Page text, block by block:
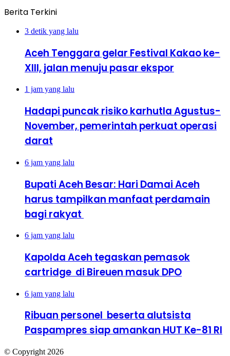
Berita Terkini
3 detik yang lalu
Aceh Tenggara gelar Festival Kakao ke-
XIII, jalan menuju pasar ekspor
1 jam yang lalu
Hadapi puncak risiko karhutla Agustus-
November, pemerintah perkuat operasi
darat
6 jam yang lalu
Bupati Aceh Besar: Hari Damai Aceh
harus tampilkan manfaat perdamain
bagi rakyat
6 jam yang lalu
Kapolda Aceh tegaskan pemasok
cartridge di Bireuen masuk DPO
6 jam yang lalu
Ribuan personel beserta alutsista
Paspampres siap amankan HUT Ke-81 RI
© Copyright 2026